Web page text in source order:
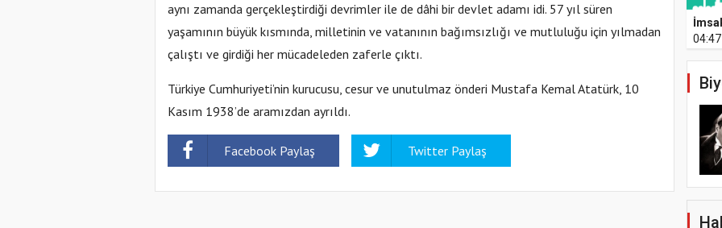
aynı zamanda gerçekleştirdiği devrimler ile de dâhi bir devlet adamı idi. 57 yıl süren
yaşamının büyük kısmında, milletinin ve vatanının bağımsızlığı ve mutluluğu için yılmadan
çalıştı ve girdiği her mücadeleden zaferle çıktı.
Türkiye Cumhuriyeti’nin kurucusu, cesur ve unutulmaz önderi Mustafa Kemal Atatürk, 10
Kasım 1938’de aramızdan ayrıldı.
Facebook Paylaş Twitter Paylaş
04:47